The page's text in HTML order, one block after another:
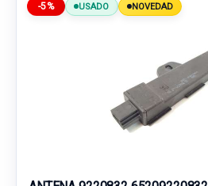
-5% USADO NOVEDAD